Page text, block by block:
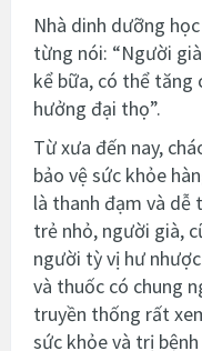
Nhà dinh dưỡng
từng nói: “Người
kể bữa, có thể tăng
hưởng đại thọ”.
Từ xưa đến nay,
bảo vệ sức khỏe
là thanh đạm và dễ
trẻ nhỏ, người già,
người tỳ vị hư
và thuốc có chung
truyền thống rất
sức khỏe và trị